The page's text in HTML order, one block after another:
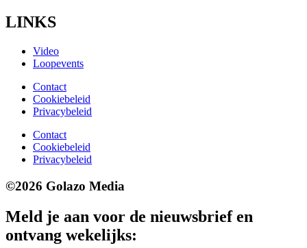
LINKS
Video
Loopevents
Contact
Cookiebeleid
Privacybeleid
Contact
Cookiebeleid
Privacybeleid
©2026 Golazo Media
Meld je aan voor de nieuwsbrief en
ontvang wekelijks: